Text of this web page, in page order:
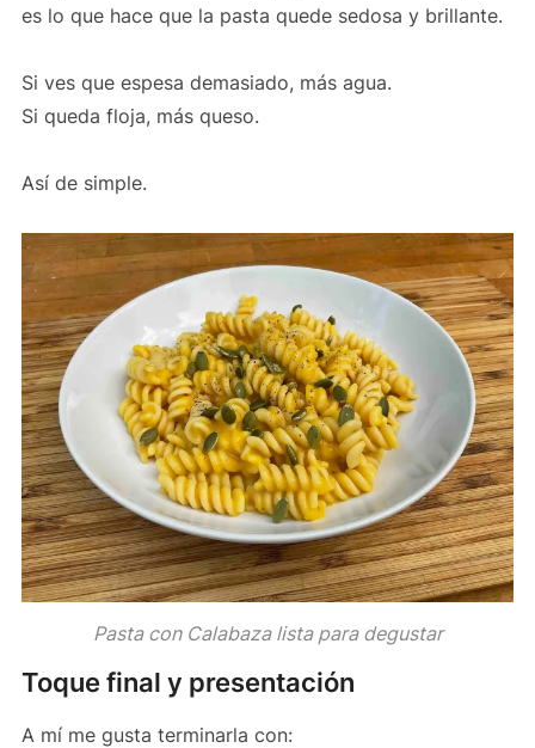
es lo que hace que la pasta quede sedosa y brillante.
Si ves que espesa demasiado, más agua.
Si queda floja, más queso.
Así de simple.
Pasta con Calabaza lista para degustar
Toque final y presentación
A mí me gusta terminarla con: